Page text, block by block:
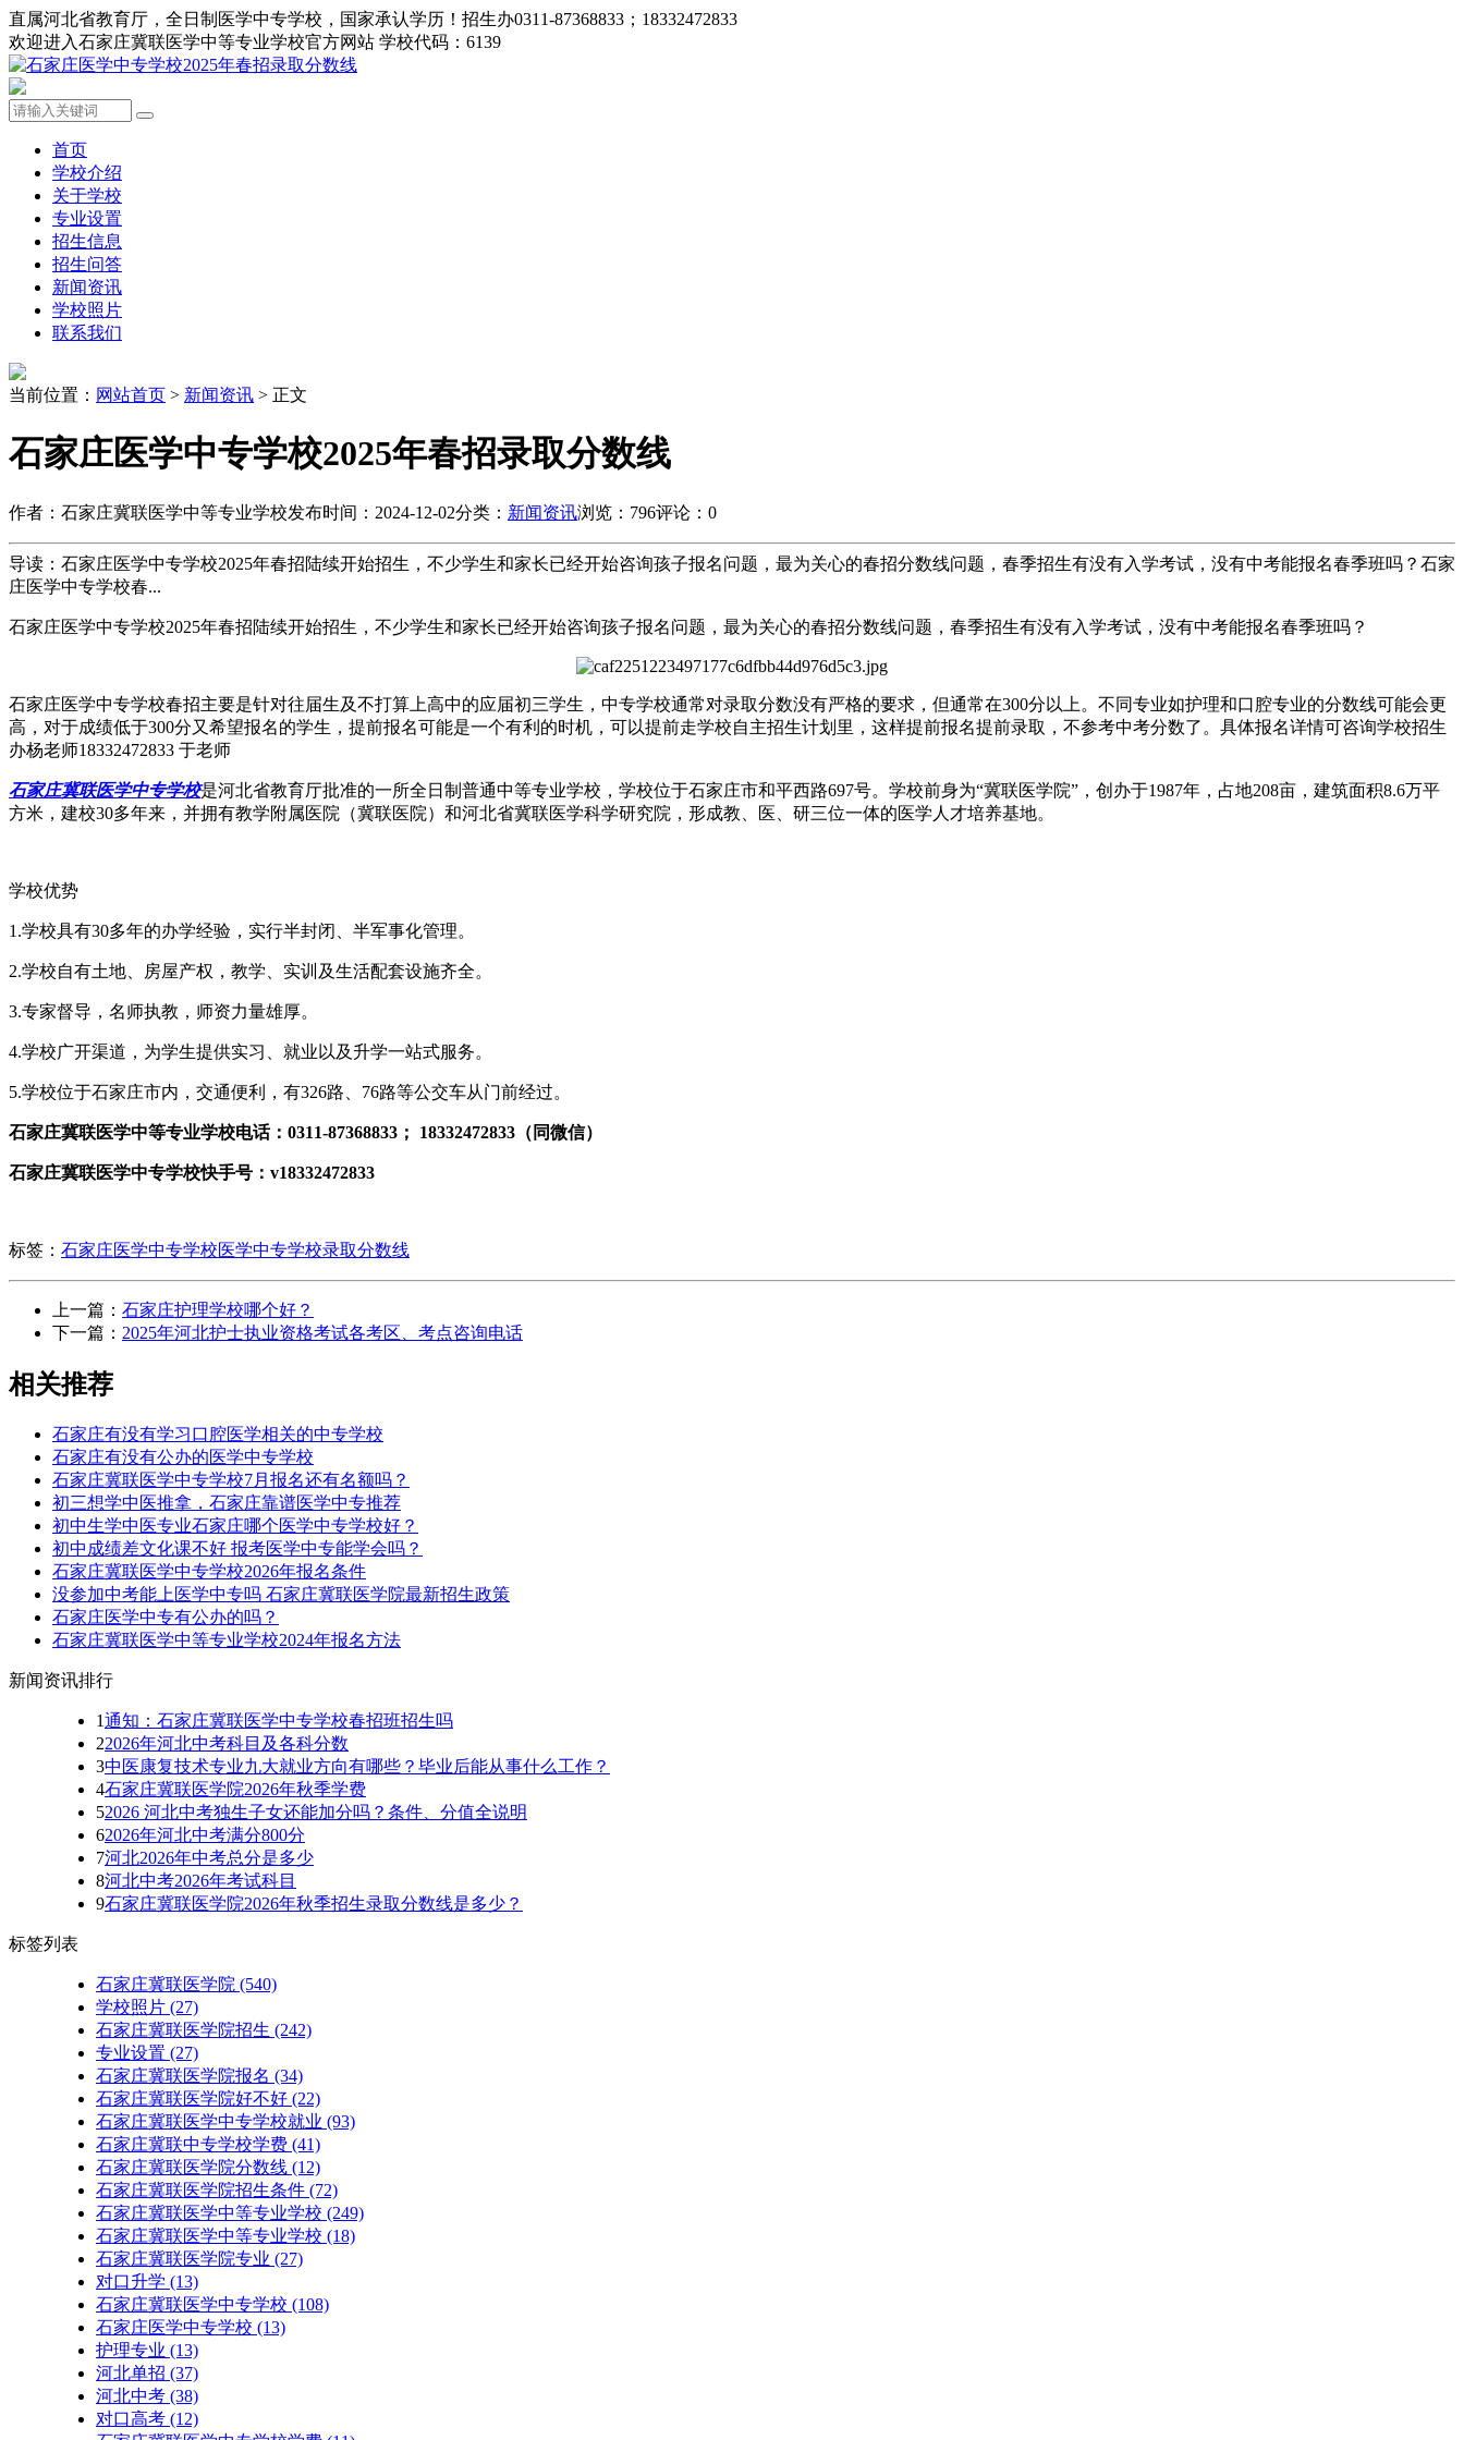
直属河北省教育厅，全日制医学中专学校，国家承认学历！招生办0311-87368833；18332472833
欢迎进入石家庄冀联医学中等专业学校官方网站 学校代码：6139
首页
学校介绍
关于学校
专业设置
招生信息
招生问答
新闻资讯
学校照片
联系我们
当前位置： 网站首页 > 新闻资讯 > 正文
石家庄医学中专学校2025年春招录取分数线
作者：石家庄冀联医学中等专业学校发布时间：2024-12-02分类： 新闻资讯浏览：796评论：0
导读：石家庄医学中专学校2025年春招陆续开始招生，不少学生和家长已经开始咨询孩子报名问题，最为关心的春招分数线问题，春季招生有没有入学考试，没有中考能报名春季班吗？石家
庄医学中专学校春...
石家庄医学中专学校2025年春招陆续开始招生，不少学生和家长已经开始咨询孩子报名问题，最为关心的春招分数线问题，春季招生有没有入学考试，没有中考能报名春季班吗？
石家庄医学中专学校春招主要是针对往届生及不打算上高中的应届初三学生，中专学校通常对录取分数没有严格的要求，但通常在300分以上。不同专业如护理和口腔专业的分数线可能会更
高，对于成绩低于300分又希望报名的学生，提前报名可能是一个有利的时机，可以提前走学校自主招生计划里，这样提前报名提前录取，不参考中考分数了。具体报名详情可咨询学校招生
办杨老师18332472833 于老师
石家庄冀联医学中专学校是河北省教育厅批准的一所全日制普通中等专业学校，学校位于石家庄市和平西路697号。学校前身为“冀联医学院”，创办于1987年，占地208亩，建筑面积8.6万平
方米，建校30多年来，并拥有教学附属医院（冀联医院）和河北省冀联医学科学研究院，形成教、医、研三位一体的医学人才培养基地。
学校优势
1.学校具有30多年的办学经验，实行半封闭、半军事化管理。
2.学校自有土地、房屋产权，教学、实训及生活配套设施齐全。
3.专家督导，名师执教，师资力量雄厚。
4.学校广开渠道，为学生提供实习、就业以及升学一站式服务。
5.学校位于石家庄市内，交通便利，有326路、76路等公交车从门前经过。
石家庄冀联医学中等专业学校电话：0311-87368833； 18332472833（同微信）
石家庄冀联医学中专学校快手号：v18332472833
标签： 石家庄医学中专学校医学中专学校录取分数线
上一篇： 石家庄护理学校哪个好？
下一篇： 2025年河北护士执业资格考试各考区、考点咨询电话
相关推荐
石家庄有没有学习口腔医学相关的中专学校
石家庄有没有公办的医学中专学校
石家庄冀联医学中专学校7月报名还有名额吗？
初三想学中医推拿，石家庄靠谱医学中专推荐
初中生学中医专业石家庄哪个医学中专学校好？
初中成绩差文化课不好 报考医学中专能学会吗？
石家庄冀联医学中专学校2026年报名条件
没参加中考能上医学中专吗 石家庄冀联医学院最新招生政策
石家庄医学中专有公办的吗？
石家庄冀联医学中等专业学校2024年报名方法
新闻资讯排行
1通知：石家庄冀联医学中专学校春招班招生吗
22026年河北中考科目及各科分数
3中医康复技术专业九大就业方向有哪些？毕业后能从事什么工作？
4石家庄冀联医学院2026年秋季学费
52026 河北中考独生子女还能加分吗？条件、分值全说明
62026年河北中考满分800分
7河北2026年中考总分是多少
8河北中考2026年考试科目
9石家庄冀联医学院2026年秋季招生录取分数线是多少？
标签列表
石家庄冀联医学院 (540)
学校照片 (27)
石家庄冀联医学院招生 (242)
专业设置 (27)
石家庄冀联医学院报名 (34)
石家庄冀联医学院好不好 (22)
石家庄冀联医学中专学校就业 (93)
石家庄冀联中专学校学费 (41)
石家庄冀联医学院分数线 (12)
石家庄冀联医学院招生条件 (72)
石家庄冀联医学中等专业学校 (249)
石家庄冀联医学中等专业学校​ (18)
石家庄冀联医学院专业 (27)
对口升学 (13)
石家庄冀联医学中专学校 (108)
石家庄医学中专学校 (13)
护理专业 (13)
河北单招 (37)
河北中考 (38)
对口高考 (12)